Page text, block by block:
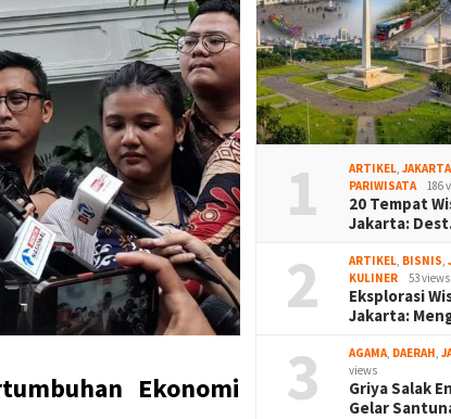
Ekonomi
1 ARTIKEL ,
PARIWISATA
186
20 Tempat
Jakarta:
2 ARTIKEL BISNIS ,
KULINER
53 views
Eksplorasi
Jakarta:
3 AGAMA DAERAH ,
views
Griya Salak
Gelar